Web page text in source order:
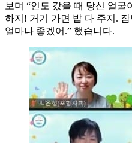
보며 “인도 갔을 때 당신 얼굴
하지! 거기 가면 밥 다 주지.
얼마나 좋겠어.” 했습니다.